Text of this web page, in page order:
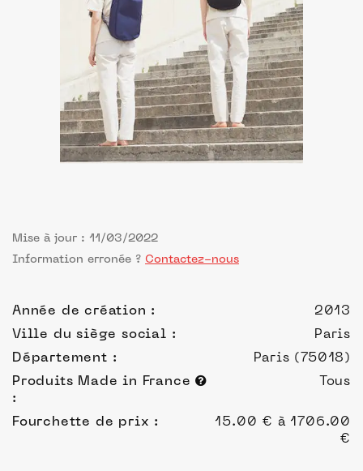
Mise à jour : 11/03/2022
Information erronée ? Contactez-nous
Année de création :
2013
Ville du siège social :
Paris
Département :
Paris (75018)
Produits Made in France
:
Tous
Fourchette de prix :
15.00 € à 1706.00
€